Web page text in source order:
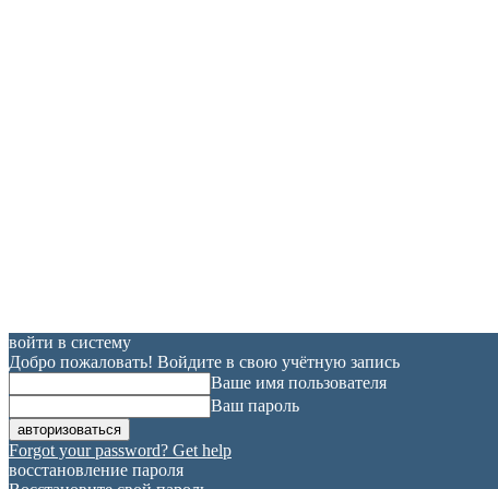
войти в систему
Добро пожаловать! Войдите в свою учётную запись
Ваше имя пользователя
Ваш пароль
Forgot your password? Get help
восстановление пароля